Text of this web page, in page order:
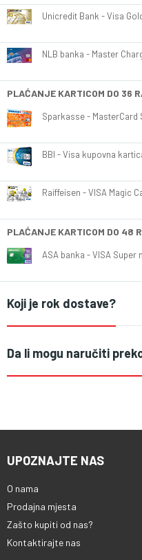
Unicredit Bank - Visa
NLB banka - Master
PLAĆANJE KARTICOM DO 36
Sparkasse - MasterCard
BBI - Visa kupovna
Raiffeisen - VISA Magic
PLAĆANJE KARTICOM DO 48
ASA banka - VISA Super
Koji je rok dostave?
Da li mogu naručiti
UPOZNAJTE NAS
O nama
Prodajna mjesta
Zašto kupiti od nas?
Kontaktirajte nas